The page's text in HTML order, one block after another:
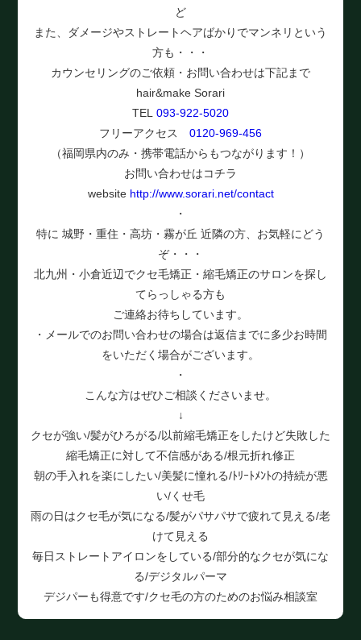
ど
また、ダメージやストレートヘアばかりでマンネリという
方も・・・
カウンセリングのご依頼・お問い合わせは下記まで
hair&make Sorari
TEL 093-922-5020
フリーアクセス 0120-969-456
（福岡県内のみ・携帯電話からもつながります！）
お問い合わせはコチラ
website http://www.sorari.net/contact
・
特に 城野・重住・高坊・霧が丘 近隣の方、お気軽にどう
ぞ・・・
北九州・小倉近辺でクセ毛矯正・縮毛矯正のサロンを探し
てらっしゃる方も
ご連絡お待ちしています。
・メールでのお問い合わせの場合は返信までに多少お時間
をいただく場合がございます。
・
こんな方はぜひご相談くださいませ。
↓
クセが強い/髪がひろがる/以前縮毛矯正をしたけど失敗した
縮毛矯正に対して不信感がある/根元折れ修正
朝の手入れを楽にしたい/美髪に憧れる/ﾄﾘｰﾄﾒﾝﾄの持続が悪
い/くせ毛
雨の日はクセ毛が気になる/髪がパサパサで疲れて見える/老
けて見える
毎日ストレートアイロンをしている/部分的なクセが気にな
る/デジタルパーマ
デジパーも得意です/クセ毛の方のためのお悩み相談室